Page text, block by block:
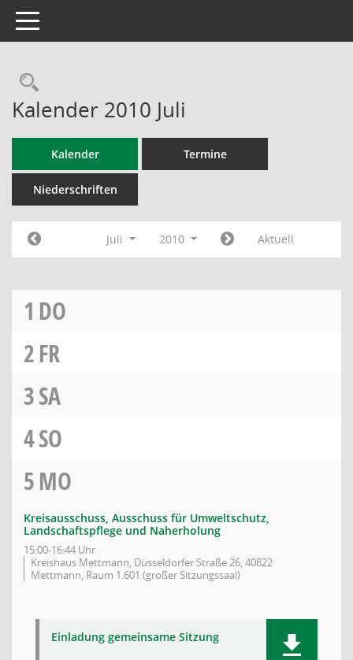
Toggle navigation
Rechercheauswahl
Kalender 2010 Juli
Kalender Termine
Niederschriften
Juli 2010 Aktuell
1 DO
2FR
3SA
4SO
5MO
Kreisausschuss, Ausschuss für Umweltschutz,
Landschaftspflege und Naherholung
15:00-16:44 Uhr
Kreishaus Mettmann, Düsseldorfer Straße 26, 40822
Mettmann, Raum 1.601 (großer Sitzungssaal)
Einladung gemeinsame Sitzung